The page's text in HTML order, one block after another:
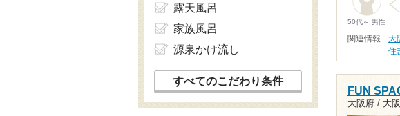
50代～ 男性
関連情報 大
住
FUN
大阪府 / 大
露天風呂
家族風呂
源泉かけ流し
すべてのこだわり条件